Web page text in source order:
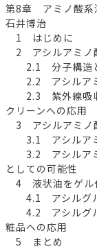
第8章 アミノ酸系
石井博治
1 はじめに
2 アシルアミノ
2.1 分子構造と
2.2 アシルアミ
2.3 紫外線吸収
クリーンへの応用
3 アシルアミノ
3.1 アシルアミ
3.2 アシルアミ
としての可能性
4 液状油をゲル
4.1 アシルグル
4.2 アシルグル
粧品への応用
5 まとめ